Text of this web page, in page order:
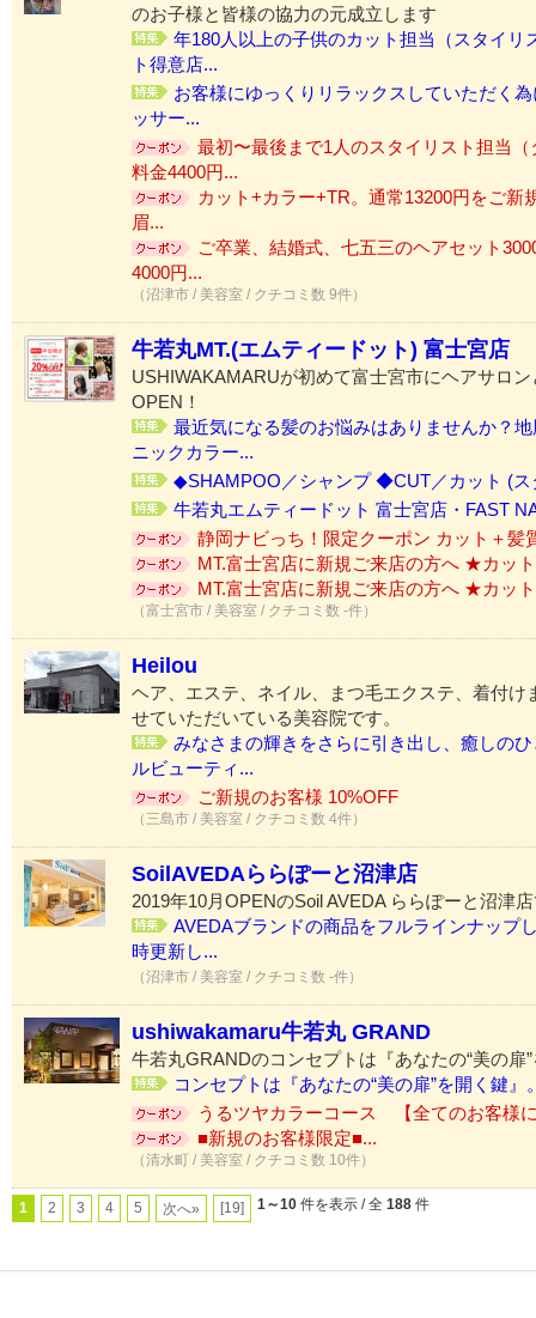
のお子様と皆様の協力の元成立します
年180人以上の子供のカット担当（スタイリ
ト得意店...
お客様にゆっくりリラックスしていただく
ッサー...
最初〜最後まで1人のスタイリスト担当
料金4400円...
カット+カラー+TR。通常13200円をご新
眉...
ご卒業、結婚式、七五三のヘアセット
4000円...
（沼津市 / 美容室 / クチコミ数 9件）
牛若丸MT.(エムティードット) 富士宮店
USHIWAKAMARUが初めて富士宮市にヘアサロ
OPEN！
最近気になる髪のお悩みはありませんか？
ニックカラー...
◆SHAMPOO／シャンプ ◆CUT／カット (ス
牛若丸エムティードット 富士宮店・FAST
静岡ナビっち！限定クーポン カット＋髪
MT.富士宮店に新規ご来店の方へ ★カッ
MT.富士宮店に新規ご来店の方へ ★カッ
（富士宮市 / 美容室 / クチコミ数 -件）
Heilou
ヘア、エステ、ネイル、まつ毛エクステ、着付け
せていただいている美容院です。
みなさまの輝きをさらに引き出し、癒しの
ルビューティ...
ご新規のお客様 10%OFF
（三島市 / 美容室 / クチコミ数 4件）
SoilAVEDAららぽーと沼津店
2019年10月OPENのSoil AVEDA ららぽーと沼津
AVEDAブランドの商品をフルラインナップ
時更新し...
（沼津市 / 美容室 / クチコミ数 -件）
ushiwakamaru牛若丸 GRAND
牛若丸GRANDのコンセプトは『あなたの“美の扉
コンセプトは『あなたの“美の扉”を開く鍵』
うるツヤカラーコース 【全てのお客様
■新規のお客様限定■...
（清水町 / 美容室 / クチコミ数 10件）
1 2 3 4 5 次へ» [19] 1～10 件を表示 / 全 188 件